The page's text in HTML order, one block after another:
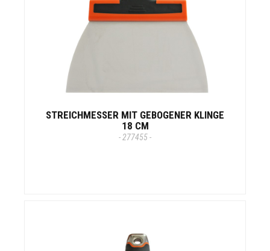
STREICHMESSER MIT GEBOGENER KLINGE
18 CM
- 277455 -